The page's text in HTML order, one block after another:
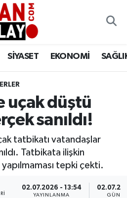
SİYASET EKONOMİ
uçak düştü
sanıldı!
tatbikatı vatandaşlar
Tatbikata ilişkin
tepki çekti.
02.07.2026 - 13:54
YAYINLANMA
Haritası
ve Fikstür